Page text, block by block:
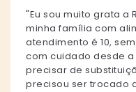
"Eu sou muito grata a
minha família com
atendimento é 10,
com cuidado desde
precisar de
precisou ser trocado